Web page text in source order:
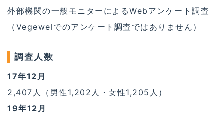
外部機関の一般モニターによるWebアンケート調査
（Vegewelでのアンケート調査ではありません）
調査人数
17年12月
2,407人（男性1,202人・女性1,205人）
19年12月